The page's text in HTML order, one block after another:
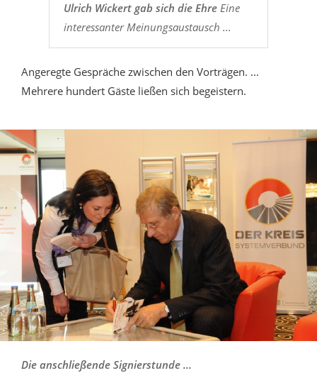
Ulrich Wickert gab sich die EhreEine
interessanter Meinungsaustausch ...
Angeregte Gespräche zwischen den Vorträgen. ...
Mehrere hundert Gäste ließen sich begeistern.
Die anschließende Signierstunde ...